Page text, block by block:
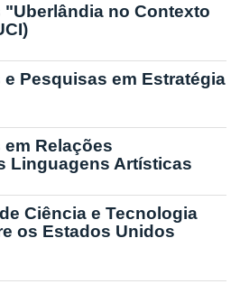
no Contexto
Pesquisas em Estratégia
Relações
Linguagens Artísticas
Ciência e Tecnologia
os Estados Unidos